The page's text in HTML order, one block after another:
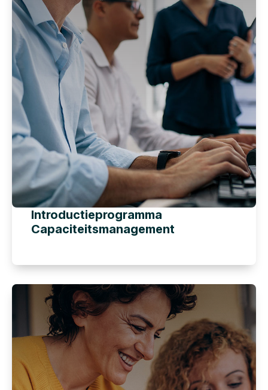
Introductieprogramma
Capaciteitsmanagement